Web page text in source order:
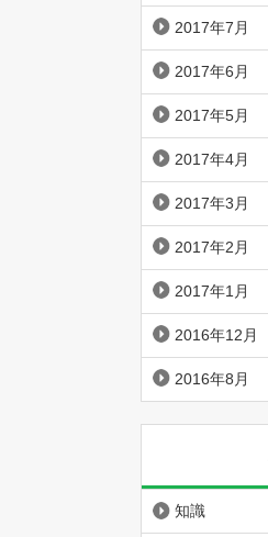
2017年7月
2017年6月
2017年5月
2017年4月
2017年3月
2017年2月
2017年1月
2016年12月
2016年8月
知識